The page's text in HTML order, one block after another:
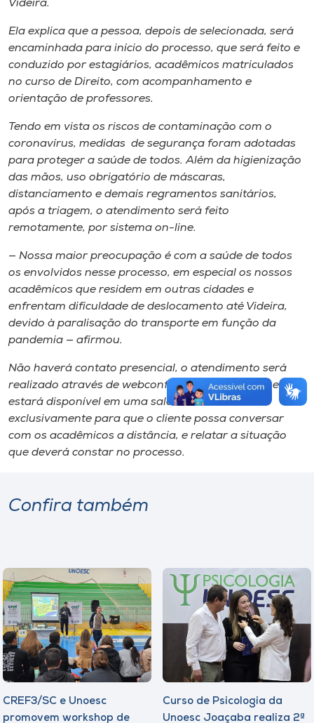
Videira.
Ela explica que a pessoa, depois de selecionada, será
encaminhada para início do processo, que será feito e
conduzido por estagiários, acadêmicos matriculados
no curso de Direito, com acompanhamento e
orientação de professores.
Tendo em vista os riscos de contaminação com o
coronavírus, medidas de segurança foram adotadas
para proteger a saúde de todos. Além da higienização
das mãos, uso obrigatório de máscaras,
distanciamento e demais regramentos sanitários,
após a triagem, o atendimento será feito
remotamente, por sistema on-line.
— Nossa maior preocupação é com a saúde de todos
os envolvidos nesse processo, em especial os nossos
acadêmicos que residem em outras cidades e
enfrentam dificuldade de deslocamento até Videira,
devido à paralisação do transporte em função da
pandemia — afirmou.
Não haverá contato presencial, o atendimento será
realizado através de webconferência, sistema que
estará disponível em uma sala do Núcleo,
exclusivamente para que o cliente possa conversar
com os acadêmicos a distância, e relatar a situação
que deverá constar no processo.
Confira também
CREF3/SC e Unoesc
promovem workshop de
Curso de Psicologia da
Unoesc Joaçaba realiza 2ª